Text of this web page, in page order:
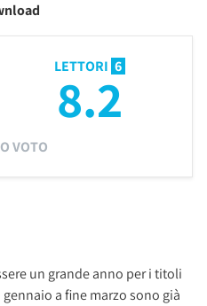
LETTORI 6
8.2
VOTO
un grande anno per i titoli
a fine marzo sono già